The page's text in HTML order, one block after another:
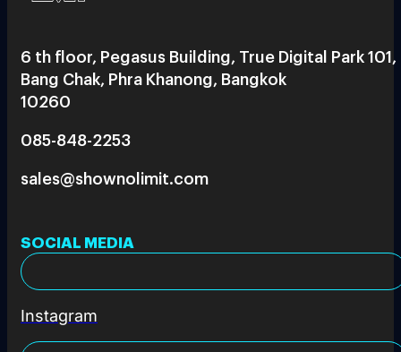
6 th floor, Pegasus Building, True Digital Park 101,
Bang Chak, Phra Khanong, Bangkok
10260
085-848-2253
sales@shownolimit.com
SOCIAL MEDIA
Instagram